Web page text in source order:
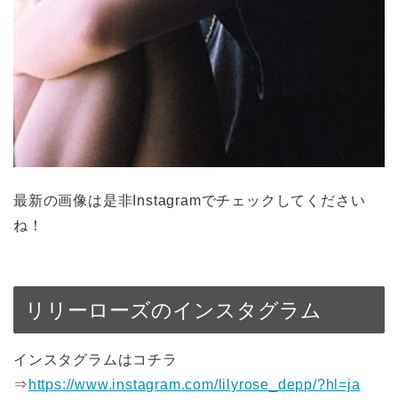
最新の画像は是非Instagramでチェックしてください
ね！
リリーローズのインスタグラム
インスタグラムはコチラ
⇒ https://www.instagram.com/lilyrose_depp/?hl=ja